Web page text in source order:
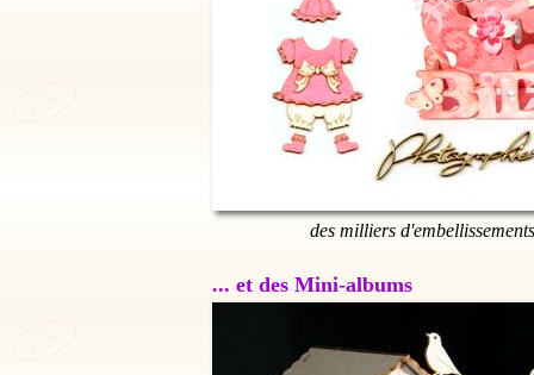
des milliers
... et des Mini-albums